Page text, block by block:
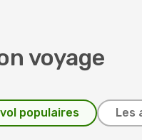
voyage
populaires Les